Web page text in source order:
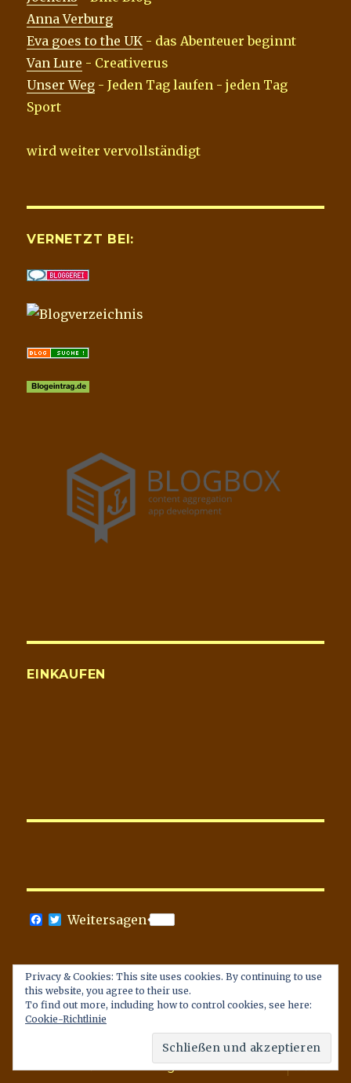
Anna Verburg
Eva goes to the UK - das Abenteuer beginnt
Van Lure - Creativerus
Unser Weg - Jeden Tag laufen - jeden Tag
Sport
wird weiter vervollständigt
VERNETZT BEI:
EINKAUFEN
F
b
o
o
k
T
t
e
r
Weitersagen
Datenschutzerklärung
Das Blog & ich
Themen & Anwendungen
Privacy & Cookies: This site uses cookies. By continuing to use
this website, you agree to their use.
To find out more, including how to control cookies, see here:
Cookie-Richtlinie